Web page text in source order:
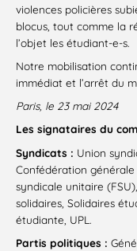
violences policières
blocus, tout comme la
l’objet les étudiant-e-s.
Notre mobilisation
immédiat et l’arrêt du
Paris, le 23 mai 2024
Les signataires du
Syndicats : Union
Confédération
syndicale unitaire
solidaires, Solidaires
étudiante, UPL.
Partis politiques :